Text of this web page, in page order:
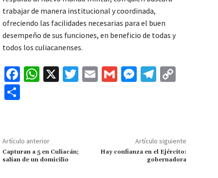
trabajar de manera institucional y coordinada,
ofreciendo las facilidades necesarias para el buen
desempeño de sus funciones, en beneficio de todas y
todos los culiacanenses.
Fa
o
k
W
p
p
X
T
E
G
M
ge
r
Te
m Li
n
k
p
ar
Artículo anterior
Capturan a 5 en Culiacán;
salían de un domicilio
Artículo siguiente
Hay confianza en el Ejército:
gobernadora